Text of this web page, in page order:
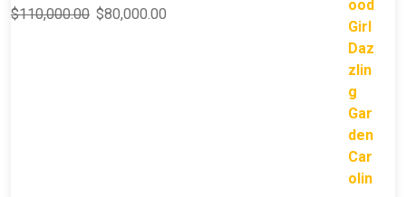
$110,000.00 $80,000.00